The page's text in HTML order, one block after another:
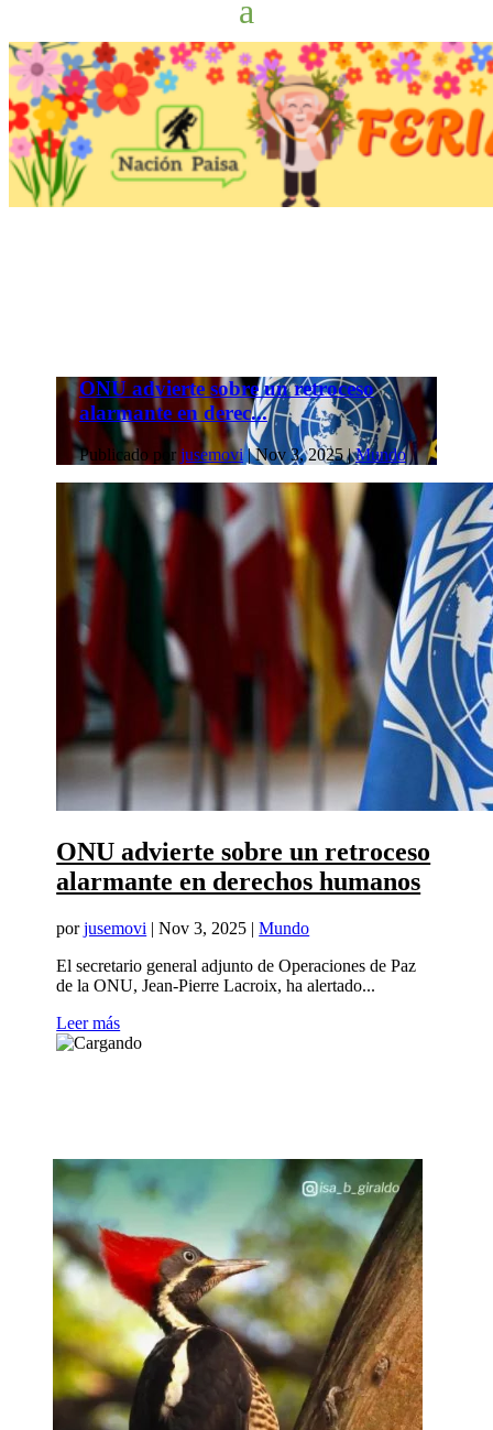
ONU advierte sobre un retroceso
alarmante en derec...
Publicado por jusemovi|Nov 3, 2025|Mundo
ONU advierte sobre un retroceso
alarmante en derechos humanos
porjusemovi |Nov 3, 2025 |Mundo
El secretario general adjunto de Operaciones de Paz
de la ONU, Jean-Pierre Lacroix, ha alertado...
Leer más